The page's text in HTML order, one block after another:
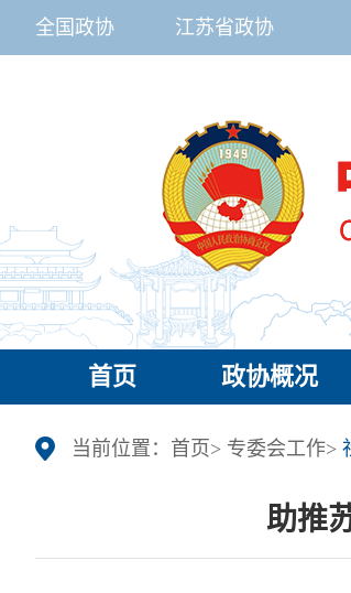
全国政协 江苏省政协
首页 政协概况
当前位置： 首页> 专委会工作>
助推